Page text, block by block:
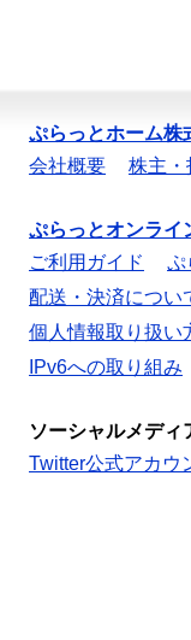
ぷらっとホーム株
会社概要
株主・
ぷらっとオンライ
ご利用ガイド
ぷ
配送・決済につい
個人情報取り扱い
IPv6への取り組み
ソーシャルメディ
Twitter公式アカウ